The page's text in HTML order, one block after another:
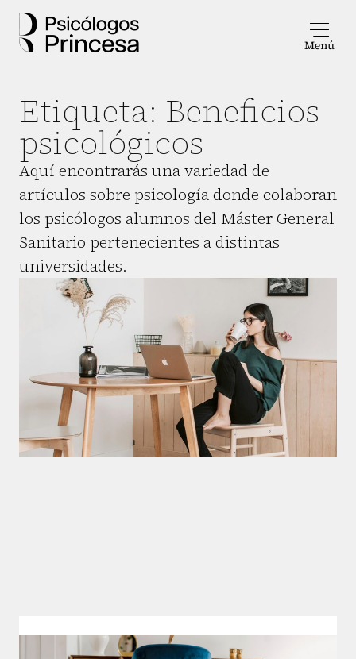
Etiqueta: Beneficios
psicológicos
Aquí encontrarás una variedad de
artículos sobre psicología donde colaboran
los psicólogos alumnos del Máster General
Sanitario pertenecientes a distintas
universidades.